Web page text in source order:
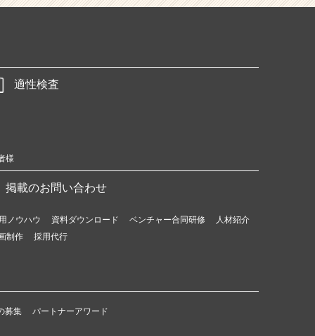
適性検査
様
掲載のお問い合わせ
ノウハウ 資料ダウンロード ベンチャー合同研修
人材紹介
制作
採用代行
募集 パートナーアワード